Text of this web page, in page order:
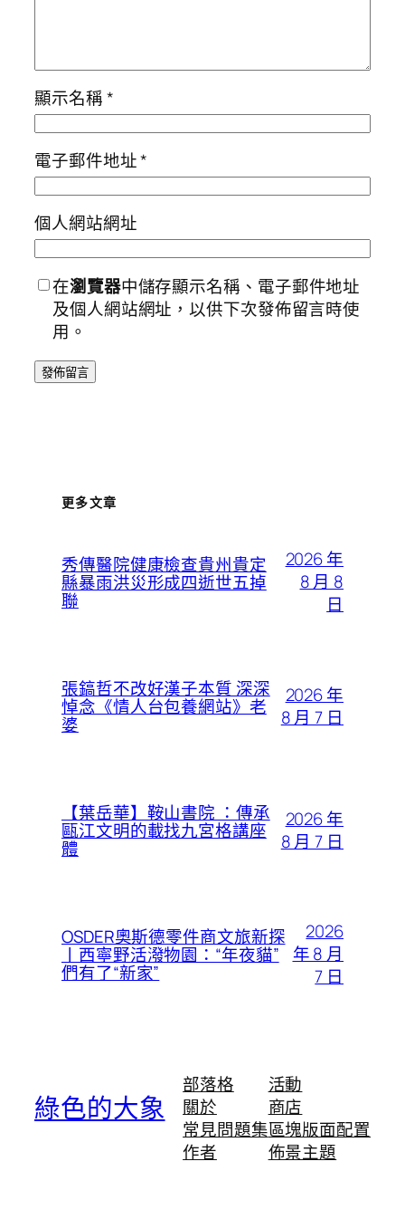
顯示名稱*
電子郵件地址*
個人網站網址
在瀏覽器中儲存顯示名稱、電子郵件地址
及個人網站網址，以供下次發佈留言時使
用。
更多文章
秀傳醫院健康檢查貴州貴定
縣暴雨洪災形成四逝世五掉
聯
2026 年
8 月 8
日
張鎬哲不改好漢子本質 深深
悼念《情人台包養網站》老
婆
2026 年
8 月 7 日
【葉岳華】鞍山書院 ：傳承
甌江文明的載找九宮格講座
體
2026 年
8 月 7 日
OSDER奧斯德零件商文旅新探
丨西寧野活潑物園：“年夜貓”
們有了“新家”
2026
年 8 月
7 日
綠色的大象
部落格
關於
常見問題集
作者
活動
商店
區塊版面配置
佈景主題